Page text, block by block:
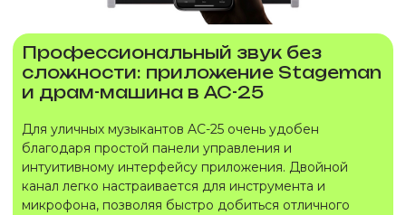
Профессиональный звук без
сложности: приложение Stageman
и драм-машина в AC-25
Для уличных музыкантов AC-25 очень удобен
благодаря простой панели управления и
интуитивному интерфейсу приложения. Двойной
канал легко настраивается для инструмента и
микрофона, позволяя быстро добиться отличного